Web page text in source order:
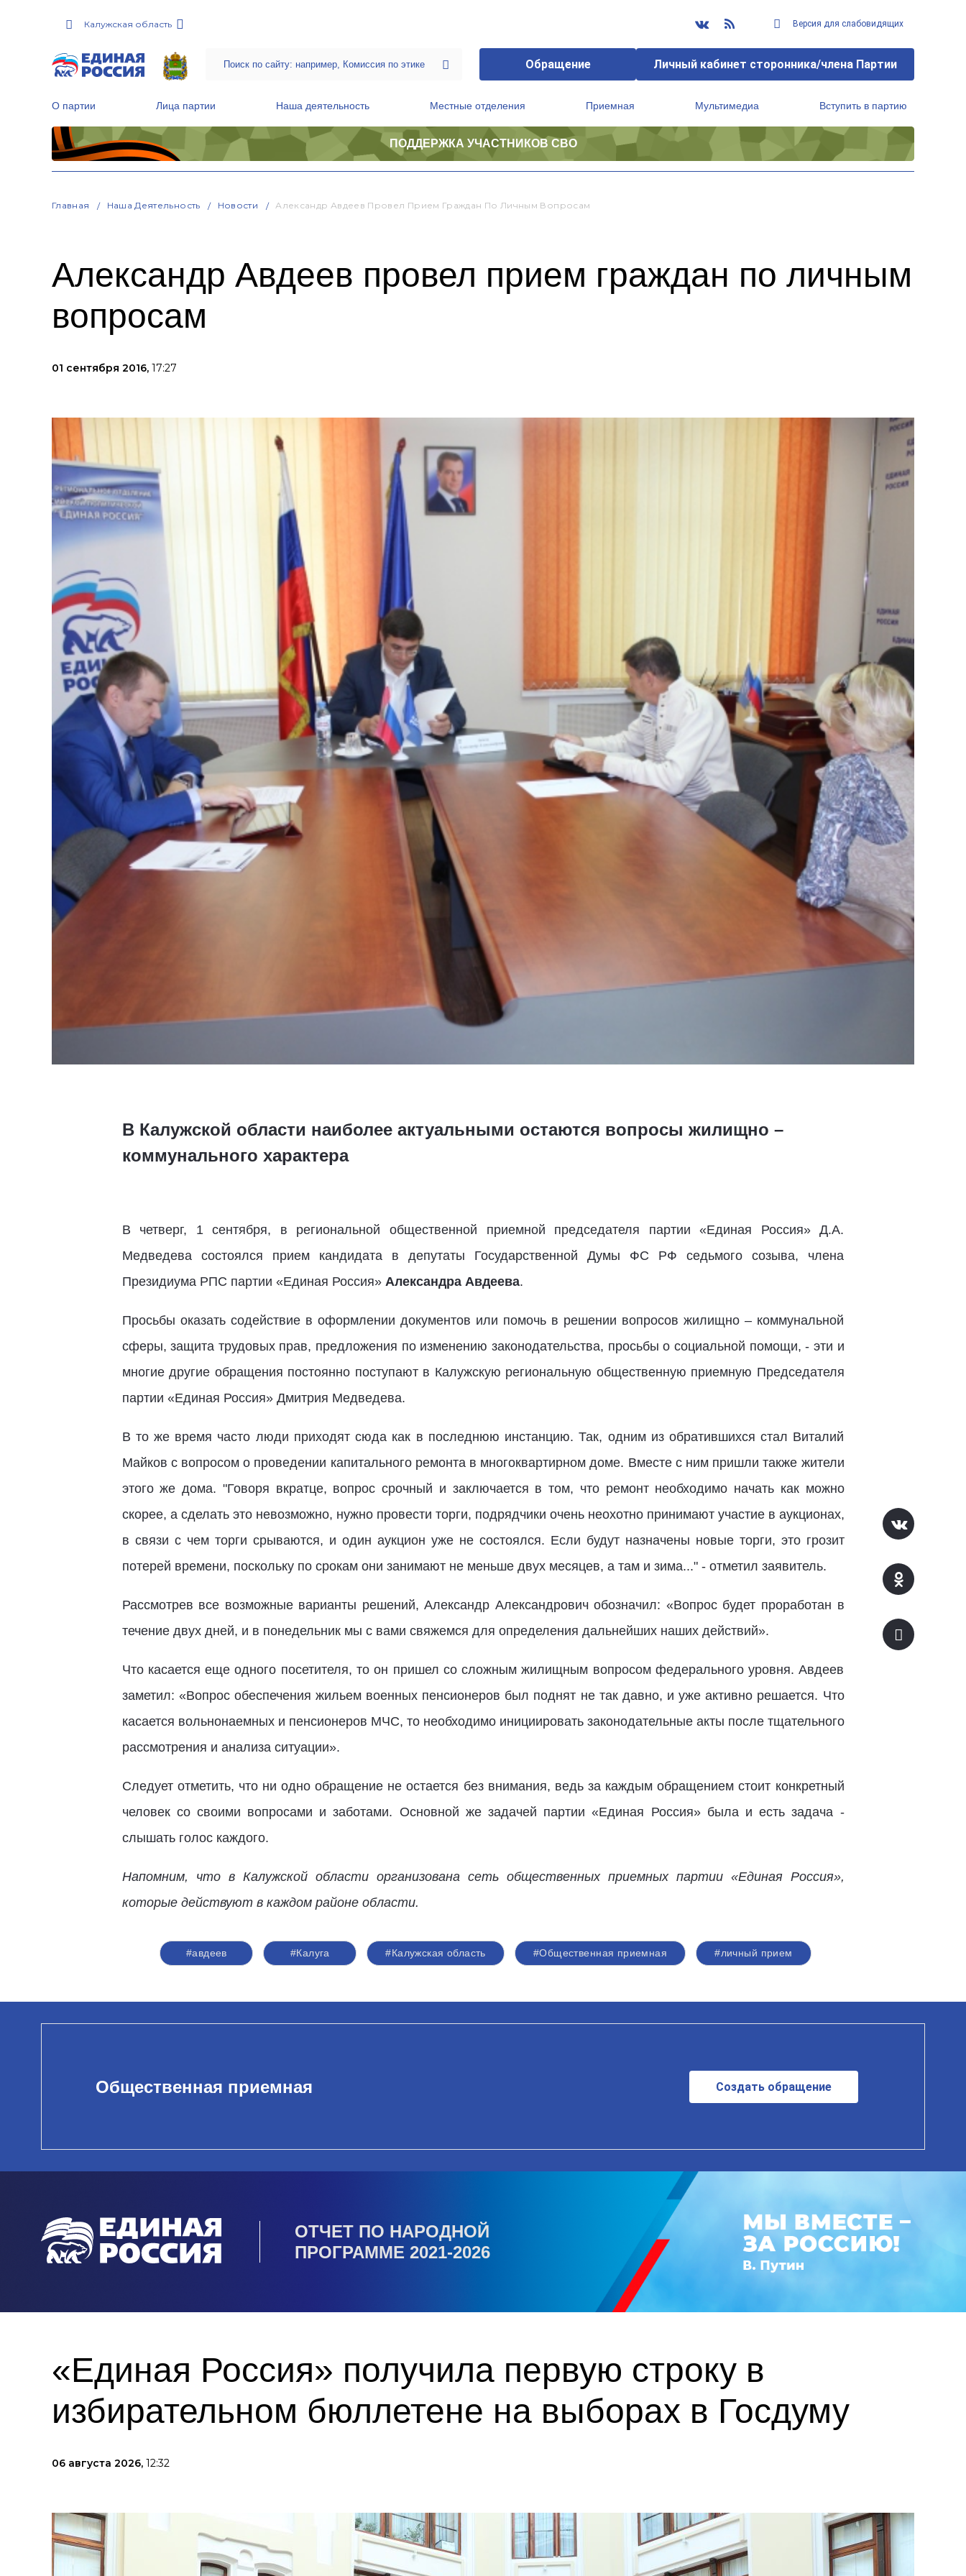
Калужская область Версия для слабовидящих
Обращение Личный кабинет сторонника/члена Партии
О партии Лица партии Наша деятельность Местные отделения Приемная Мультимедиа Вступить в партию
ПОДДЕРЖКА УЧАСТНИКОВ СВО
Главная Наша Деятельность Новости Александр Авдеев Провел Прием Граждан По Личным Вопросам
Александр Авдеев провел прием граждан по личным
вопросам
01 сентября 2016, 17:27
В Калужской области наиболее актуальными остаются вопросы жилищно –
коммунального характера
В четверг, 1 сентября, в региональной общественной приемной председателя партии «Единая Россия» Д.А.
Медведева состоялся прием кандидата в депутаты Государственной Думы ФС РФ седьмого созыва, члена
Президиума РПС партии «Единая Россия» Александра Авдеева.
Просьбы оказать содействие в оформлении документов или помочь в решении вопросов жилищно – коммунальной
сферы, защита трудовых прав, предложения по изменению законодательства, просьбы о социальной помощи, - эти и
многие другие обращения постоянно поступают в Калужскую региональную общественную приемную Председателя
партии «Единая Россия» Дмитрия Медведева.
В то же время часто люди приходят сюда как в последнюю инстанцию. Так, одним из обратившихся стал Виталий
Майков с вопросом о проведении капитального ремонта в многоквартирном доме. Вместе с ним пришли также жители
этого же дома. "Говоря вкратце, вопрос срочный и заключается в том, что ремонт необходимо начать как можно
скорее, а сделать это невозможно, нужно провести торги, подрядчики очень неохотно принимают участие в аукционах,
в связи с чем торги срываются, и один аукцион уже не состоялся. Если будут назначены новые торги, это грозит
потерей времени, поскольку по срокам они занимают не меньше двух месяцев, а там и зима..." - отметил заявитель.
Рассмотрев все возможные варианты решений, Александр Александрович обозначил: «Вопрос будет проработан в
течение двух дней, и в понедельник мы с вами свяжемся для определения дальнейших наших действий».
Что касается еще одного посетителя, то он пришел со сложным жилищным вопросом федерального уровня. Авдеев
заметил: «Вопрос обеспечения жильем военных пенсионеров был поднят не так давно, и уже активно решается. Что
касается вольнонаемных и пенсионеров МЧС, то необходимо инициировать законодательные акты после тщательного
рассмотрения и анализа ситуации».
Следует отметить, что ни одно обращение не остается без внимания, ведь за каждым обращением стоит конкретный
человек со своими вопросами и заботами. Основной же задачей партии «Единая Россия» была и есть задача -
слышать голос каждого.
Напомним, что в Калужской области организована сеть общественных приемных партии «Единая Россия»,
которые действуют в каждом районе области.
#авдеев #Калуга #Калужская область #Общественная приемная #личный прием
Общественная приемная Создать обращение
ОТЧЕТ ПО НАРОДНОЙ
ПРОГРАММЕ 2021-2026
«Единая Россия» получила первую строку в
избирательном бюллетене на выборах в Госдуму
06 августа 2026, 12:32